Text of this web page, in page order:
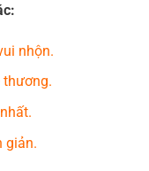
nhộn.
thương.
giản.